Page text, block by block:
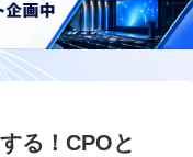
る！CPOと